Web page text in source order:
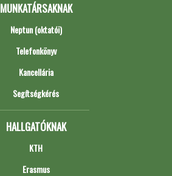
MUNKATÁRSAKNAK
Neptun (oktatói)
Telefonkönyv
Kancellária
Segítségkérés
HALLGATÓKNAK
KTH
Erasmus